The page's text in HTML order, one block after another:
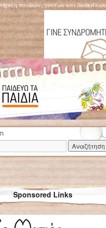
παιδιών, γονέων και δασκάλων
Sponsored Links